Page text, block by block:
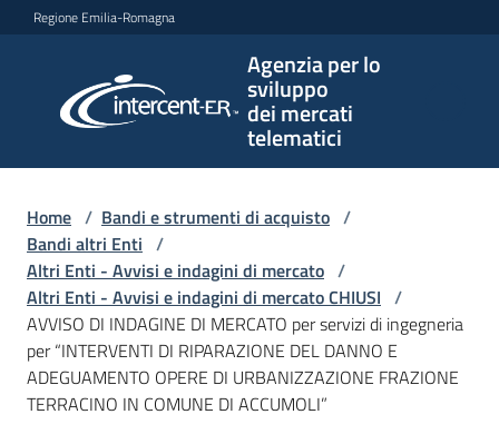
Vai al contenuto
Vai alla navigazione
Vai al footer
Regione Emilia-Romagna
Agenzia per lo
sviluppo
dei mercati
telematici
per lo
sviluppo
telematici
L'Agenzia
Bandi
Home / Bandi e strumenti di acquisto /
Bandi altri Enti /
Altri Enti - Avvisi e indagini di mercato /
Altri Enti - Avvisi e indagini di mercato CHIUSI /
AVVISO DI INDAGINE DI MERCATO per servizi di ingegneria
per “INTERVENTI DI RIPARAZIONE DEL DANNO E
ADEGUAMENTO OPERE DI URBANIZZAZIONE FRAZIONE
TERRACINO IN COMUNE DI ACCUMOLI”